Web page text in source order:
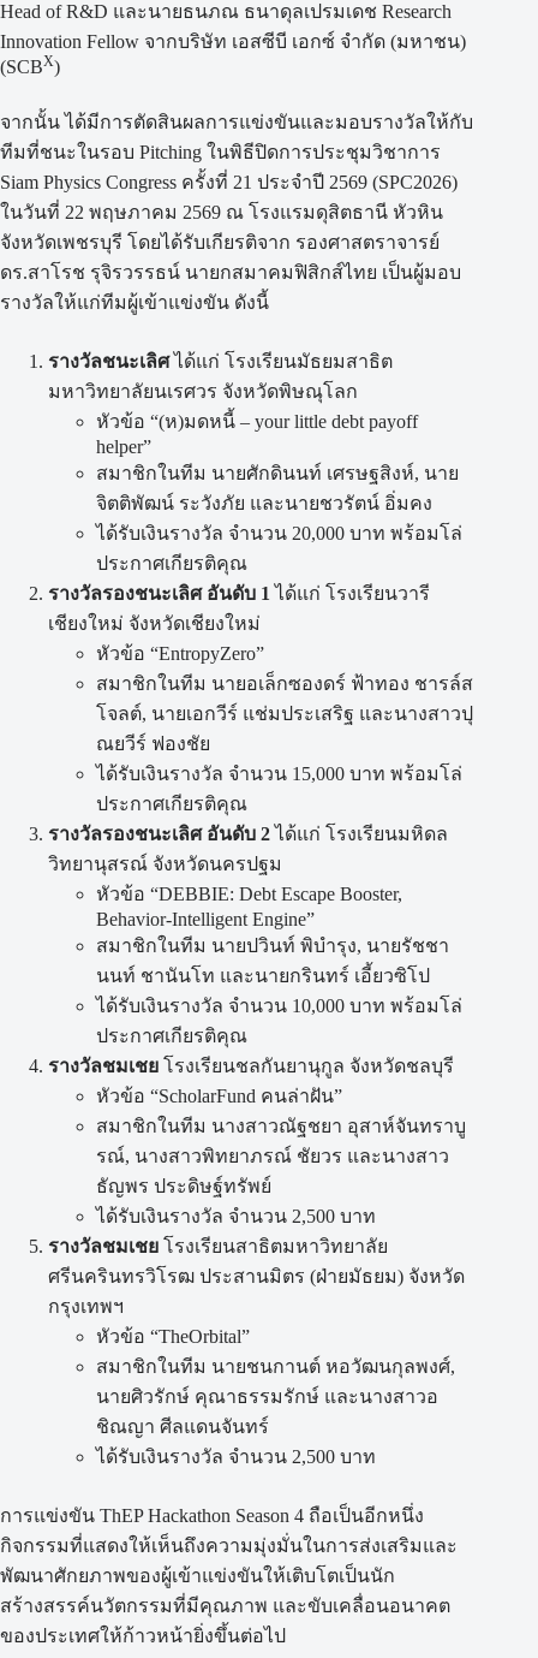
Head of R&D และนายธนภณ ธนาดุลเปรมเดช Research
Innovation Fellow จากบริษัท เอสซีบี เอกซ์ จำกัด (มหาชน)
(SCBX)
จากนั้น ได้มีการตัดสินผลการแข่งขันและมอบรางวัลให้กับ
ทีมที่ชนะในรอบ Pitching ในพิธีปิดการประชุมวิชาการ
Siam Physics Congress ครั้งที่ 21 ประจำปี 2569 (SPC2026)
ในวันที่ 22 พฤษภาคม 2569 ณ โรงแรมดุสิตธานี หัวหิน
จังหวัดเพชรบุรี โดยได้รับเกียรติจาก รองศาสตราจารย์
ดร.สาโรช รุจิรวรรธน์ นายกสมาคมฟิสิกส์ไทย เป็นผู้มอบ
รางวัลให้แก่ทีมผู้เข้าแข่งขัน ดังนี้
รางวัลชนะเลิศได้แก่ โรงเรียนมัธยมสาธิต
มหาวิทยาลัยนเรศวร จังหวัดพิษณุโลก
หัวข้อ “(ห)มดหนี้ – your little debt payoff
helper”
สมาชิกในทีม นายศักดินนท์ เศรษฐสิงห์, นาย
จิตติพัฒน์ ระวังภัย และนายชวรัตน์ อิ่มคง
ได้รับเงินรางวัล จำนวน 20,000 บาท พร้อมโล่
ประกาศเกียรติคุณ
รางวัลรองชนะเลิศ อันดับ 1 ได้แก่ โรงเรียนวารี
เชียงใหม่ จังหวัดเชียงใหม่
หัวข้อ “EntropyZero”
สมาชิกในทีม นายอเล็กซองดร์ ฟ้าทอง ชารล์ส
โจลต์, นายเอกวีร์ แช่มประเสริฐ และนางสาวปุ
ณยวีร์ ฟองชัย
ได้รับเงินรางวัล จำนวน 15,000 บาท พร้อมโล่
ประกาศเกียรติคุณ
รางวัลรองชนะเลิศ อันดับ 2ได้แก่ โรงเรียนมหิดล
วิทยานุสรณ์ จังหวัดนครปฐม
หัวข้อ “DEBBIE: Debt Escape Booster,
Behavior-Intelligent Engine”
สมาชิกในทีม นายปวินท์ พิบำรุง, นายรัชชา
นนท์ ชานันโท และนายกรินทร์ เอี้ยวซิโป
ได้รับเงินรางวัล จำนวน 10,000 บาท พร้อมโล่
ประกาศเกียรติคุณ
รางวัลชมเชย โรงเรียนชลกันยานุกูล จังหวัดชลบุรี
หัวข้อ “ScholarFund คนล่าฝัน”
สมาชิกในทีม นางสาวณัฐชยา อุสาห์จันทราบู
รณ์, นางสาวพิทยาภรณ์ ชัยวร และนางสาว
ธัญพร ประดิษฐ์ทรัพย์
ได้รับเงินรางวัล จำนวน 2,500 บาท
รางวัลชมเชย โรงเรียนสาธิตมหาวิทยาลัย
ศรีนครินทรวิโรฒ ประสานมิตร (ฝ่ายมัธยม) จังหวัด
กรุงเทพฯ
หัวข้อ “TheOrbital”
สมาชิกในทีม นายชนกานต์ หอวัฒนกุลพงศ์,
นายศิวรักษ์ คุณาธรรมรักษ์ และนางสาวอ
ชิณญา ศีลแดนจันทร์
ได้รับเงินรางวัล จำนวน 2,500 บาท
การแข่งขัน ThEP Hackathon Season 4 ถือเป็นอีกหนึ่ง
กิจกรรมที่แสดงให้เห็นถึงความมุ่งมั่นในการส่งเสริมและ
พัฒนาศักยภาพของผู้เข้าแข่งขันให้เติบโตเป็นนัก
สร้างสรรค์นวัตกรรมที่มีคุณภาพ และขับเคลื่อนอนาคต
ของประเทศให้ก้าวหน้ายิ่งขึ้นต่อไป